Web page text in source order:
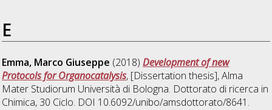
E
Emma, Marco Giuseppe (2018)Development of new
Protocols for Organocatalysis, [Dissertation thesis], Alma
Mater Studiorum Università di Bologna. Dottorato di ricerca in
Chimica, 30 Ciclo. DOI 10.6092/unibo/amsdottorato/8641.